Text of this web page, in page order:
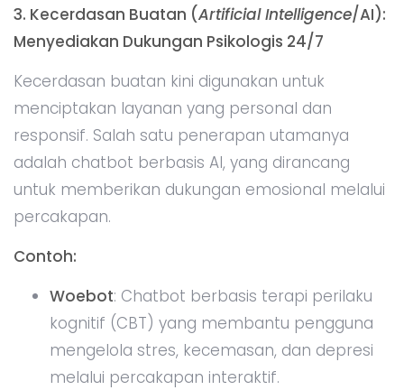
3. Kecerdasan Buatan (Artificial Intelligence/AI):
Menyediakan Dukungan Psikologis 24/7
Kecerdasan buatan kini digunakan untuk
menciptakan layanan yang personal dan
responsif. Salah satu penerapan utamanya
adalah chatbot berbasis AI, yang dirancang
untuk memberikan dukungan emosional melalui
percakapan.
Contoh:
Woebot: Chatbot berbasis terapi perilaku
kognitif (CBT) yang membantu pengguna
mengelola stres, kecemasan, dan depresi
melalui percakapan interaktif.